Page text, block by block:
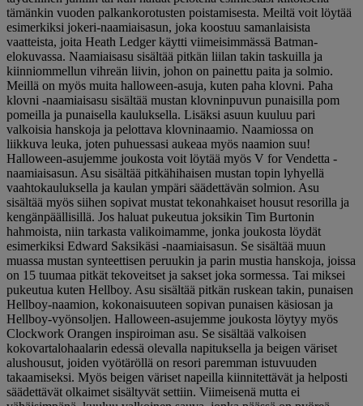
tämänkin vuoden palkankorotusten poistamisesta. Meiltä voit löytää
esimerkiksi jokeri-naamiaisasun, joka koostuu samanlaisista
vaatteista, joita Heath Ledger käytti viimeisimmässä Batman-
elokuvassa. Naamiaisasu sisältää pitkän liilan takin taskuilla ja
kiinniommellun vihreän liivin, johon on painettu paita ja solmio.
Meillä on myös muita halloween-asuja, kuten paha klovni. Paha
klovni -naamiaisasu sisältää mustan klovninpuvun punaisilla pom
pomeilla ja punaisella kauluksella. Lisäksi asuun kuuluu pari
valkoisia hanskoja ja pelottava klovninaamio. Naamiossa on
liikkuva leuka, joten puhuessasi aukeaa myös naamion suu!
Halloween-asujemme joukosta voit löytää myös V for Vendetta -
naamiaisasun. Asu sisältää pitkähihaisen mustan topin lyhyellä
vaahtokauluksella ja kaulan ympäri säädettävän solmion. Asu
sisältää myös siihen sopivat mustat tekonahkaiset housut resorilla ja
kengänpäällisillä. Jos haluat pukeutua joksikin Tim Burtonin
hahmoista, niin tarkasta valikoimamme, jonka joukosta löydät
esimerkiksi Edward Saksikäsi -naamiaisasun. Se sisältää muun
muassa mustan synteettisen peruukin ja parin mustia hanskoja, joissa
on 15 tuumaa pitkät tekoveitset ja sakset joka sormessa. Tai miksei
pukeutua kuten Hellboy. Asu sisältää pitkän ruskean takin, punaisen
Hellboy-naamion, kokonaisuuteen sopivan punaisen käsiosan ja
Hellboy-vyönsoljen. Halloween-asujemme joukosta löytyy myös
Clockwork Orangen inspiroiman asu. Se sisältää valkoisen
kokovartalohaalarin edessä olevalla napituksella ja beigen väriset
alushousut, joiden vyötäröllä on resori paremman istuvuuden
takaamiseksi. Myös beigen väriset napeilla kiinnitettävät ja helposti
säädettävät olkaimet sisältyvät settiin. Viimeisenä mutta ei